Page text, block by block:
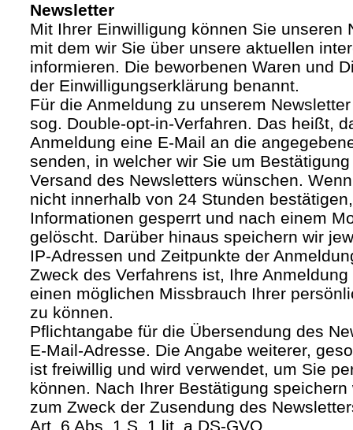
Newsletter
Mit Ihrer Einwilligung können Sie unseren
mit dem wir Sie über unsere aktuellen
informieren. Die beworbenen Waren und
der Einwilligungserklärung benannt.
Für die Anmeldung zu unserem
sog. Double-opt-in-Verfahren. Das heißt,
Anmeldung eine E-Mail an die
senden, in welcher wir Sie um
Versand des Newsletters wünschen.
nicht innerhalb von 24 Stunden
Informationen gesperrt und nach einem
gelöscht. Darüber hinaus speichern wir
IP-Adressen und Zeitpunkte der
Zweck des Verfahrens ist, Ihre
einen möglichen Missbrauch Ihrer
zu können.
Pflichtangabe für die Übersendung des
E-Mail-Adresse. Die Angabe weiterer,
ist freiwillig und wird verwendet, um Sie
können. Nach Ihrer Bestätigung
zum Zweck der Zusendung des
Art. 6 Abs. 1 S. 1 lit. a DS-GVO.